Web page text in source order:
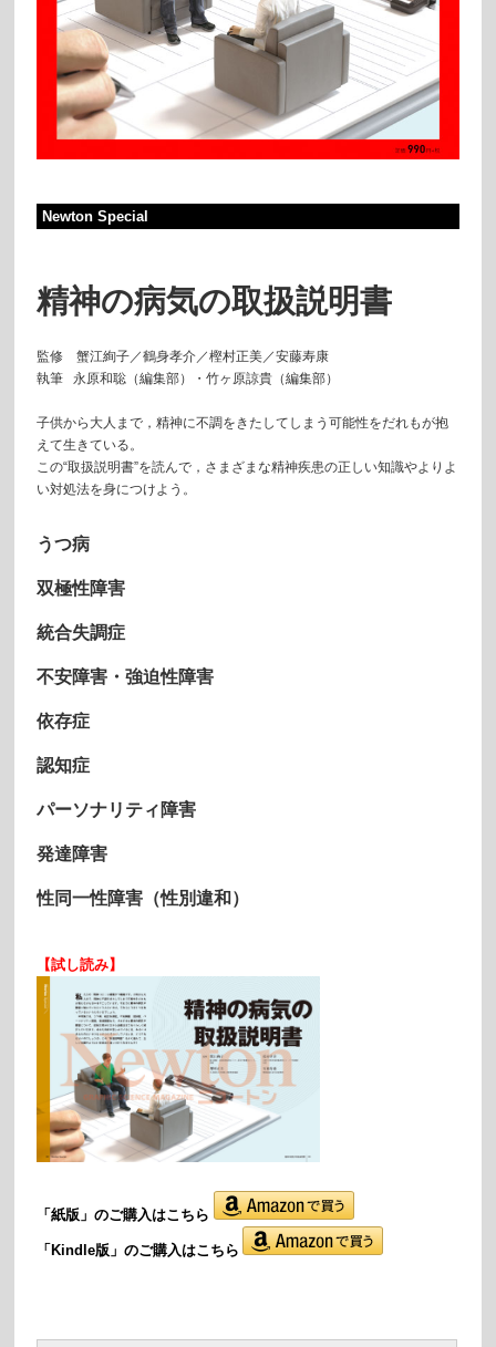
Newton Special
精神の病気の取扱説明書
監修 蟹江絢子／鶴身孝介／樫村正美／安藤寿康
執筆 永原和聡（編集部）・竹ヶ原諒貴（編集部）
子供から大人まで，精神に不調をきたしてしまう可能性をだれもが抱
えて生きている。
この“取扱説明書”を読んで，さまざまな精神疾患の正しい知識やよりよ
い対処法を身につけよう。
うつ病
双極性障害
統合失調症
不安障害・強迫性障害
依存症
認知症
パーソナリティ障害
発達障害
性同一性障害（性別違和）
【試し読み】
「紙版」のご購入はこちら
「Kindle版」のご購入はこちら